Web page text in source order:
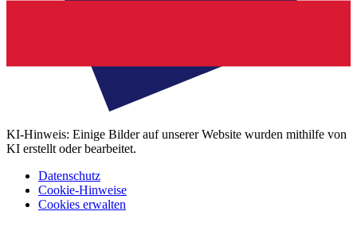
KI-Hinweis: Einige Bilder auf unserer Website wurden mithilfe von
KI erstellt oder bearbeitet.
Datenschutz
Cookie-Hinweise
Cookies erwalten